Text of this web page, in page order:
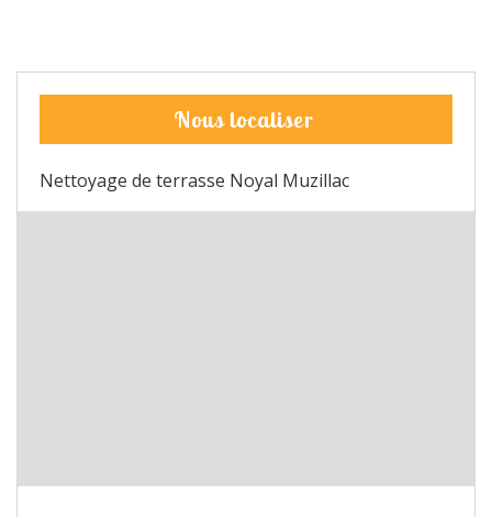
Nous localiser
Nettoyage de terrasse Noyal Muzillac